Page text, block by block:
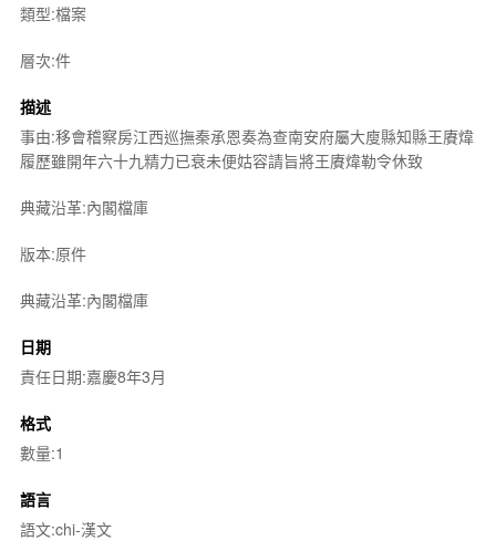
類型:檔案
層次:件
描述
事由:移會稽察房江西巡撫秦承恩奏為查南安府屬大廋縣知縣王賡煒
履歷雖開年六十九精力已衰未便姑容請旨將王賡煒勒令休致
典藏沿革:內閣檔庫
版本:原件
典藏沿革:內閣檔庫
日期
責任日期:嘉慶8年3月
格式
數量:1
語言
語文:chi-漢文